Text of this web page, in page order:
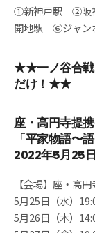
①新神戸駅 ②阪
開地駅 ⑥ジャン
★★一ノ谷合戦
だけ！★★
座・高円寺提
「平家物語〜
2022年5月25
【会場】座・高円
5月25日（水）
5月26日（木）